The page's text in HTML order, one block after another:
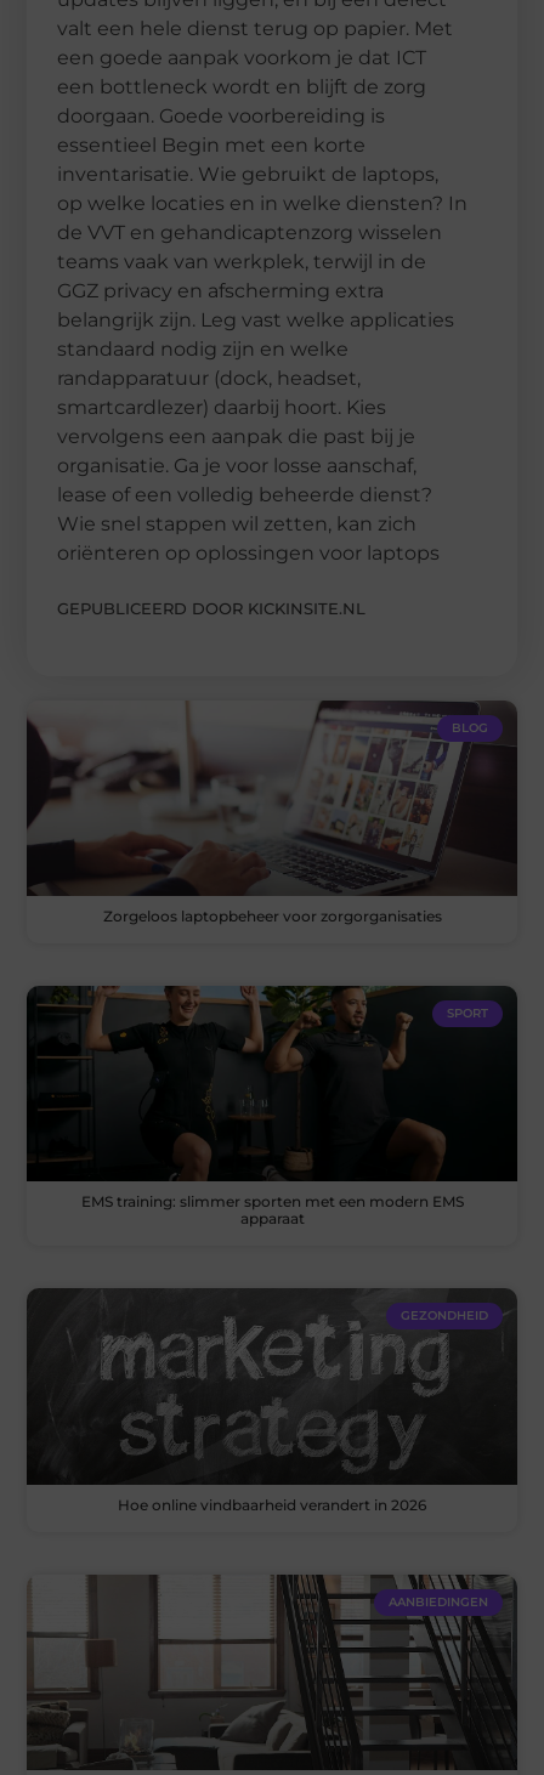
valt een hele dienst terug op papier. Met
een goede aanpak voorkom je dat ICT
een bottleneck wordt en blijft de zorg
doorgaan. Goede voorbereiding is
essentieel Begin met een korte
inventarisatie. Wie gebruikt de laptops,
op welke locaties en in welke diensten? In
de VVT en gehandicaptenzorg wisselen
teams vaak van werkplek, terwijl in de
GGZ privacy en afscherming extra
belangrijk zijn. Leg vast welke applicaties
standaard nodig zijn en welke
randapparatuur (dock, headset,
smartcardlezer) daarbij hoort. Kies
vervolgens een aanpak die past bij je
organisatie. Ga je voor losse aanschaf,
lease of een volledig beheerde dienst?
Wie snel stappen wil zetten, kan zich
oriënteren op oplossingen voor laptops
GEPUBLICEERD DOOR KICKINSITE.NL
BLOG
Zorgeloos laptopbeheer voor zorgorganisaties
SPORT
EMS training: slimmer sporten met een modern EMS
apparaat
GEZONDHEID
Hoe online vindbaarheid verandert in 2026
AANBIEDINGEN